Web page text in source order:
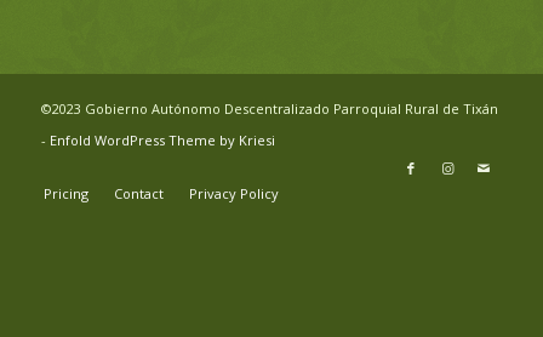
©2023 Gobierno Autónomo Descentralizado Parroquial Rural de Tixán
- Enfold WordPress Theme by Kriesi
Pricing Contact Privacy Policy